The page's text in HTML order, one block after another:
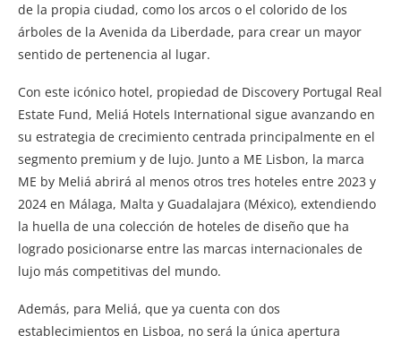
de la propia ciudad, como los arcos o el colorido de los
árboles de la Avenida da Liberdade, para crear un mayor
sentido de pertenencia al lugar.
Con este icónico hotel, propiedad de Discovery Portugal Real
Estate Fund, Meliá Hotels International sigue avanzando en
su estrategia de crecimiento centrada principalmente en el
segmento premium y de lujo. Junto a ME Lisbon, la marca
ME by Meliá abrirá al menos otros tres hoteles entre 2023 y
2024 en Málaga, Malta y Guadalajara (México), extendiendo
la huella de una colección de hoteles de diseño que ha
logrado posicionarse entre las marcas internacionales de
lujo más competitivas del mundo.
Además, para Meliá, que ya cuenta con dos
establecimientos en Lisboa, no será la única apertura